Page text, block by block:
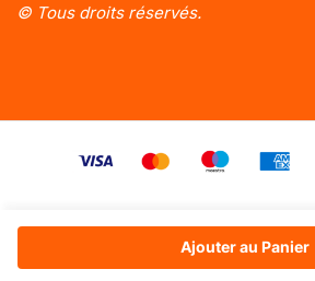
Ajouter au Panier
© Tous droits réservés.